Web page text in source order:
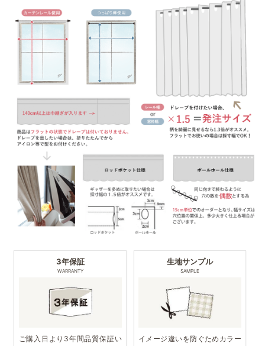
3年保証
WARRANTY
ご購入日より3年間品質保証い
生地サンプル
SAMPLE
イメージ違いを防ぐためカラー